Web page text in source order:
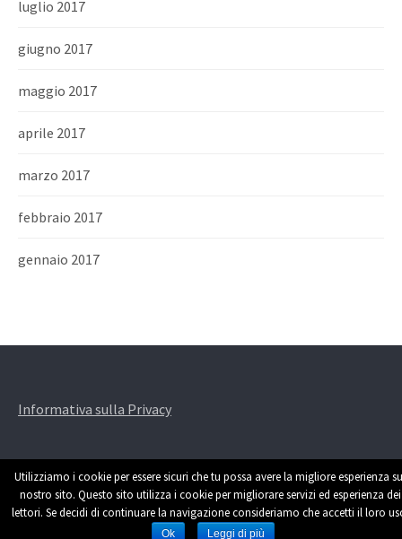
luglio 2017
giugno 2017
maggio 2017
aprile 2017
marzo 2017
febbraio 2017
gennaio 2017
Informativa sulla Privacy
Powered byWordPress | Theme byThemehaus
Utilizziamo i cookie per essere sicuri che tu possa avere la migliore esperienza
nostro sito. Questo sito utilizza i cookie per migliorare servizi ed esperienza dei
lettori. Se decidi di continuare la navigazione consideriamo che accetti il loro
Ok Leggi di più